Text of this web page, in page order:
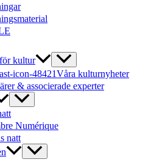
kultur
Våra kulturnyheter
& associerade experter
Numérique
natt